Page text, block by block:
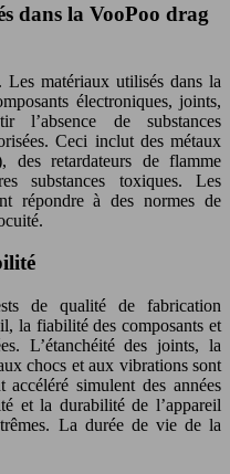
dans la VooPoo drag
matériaux utilisés dans la
électroniques, joints,
l’absence de substances
Ceci inclut des métaux
des retardateurs de flamme
substances toxiques. Les
répondre à des normes de
de qualité de fabrication
la fiabilité des composants et
L’étanchéité des joints, la
chocs et aux vibrations sont
simulent des années
et la durabilité de l’appareil
La durée de vie de la